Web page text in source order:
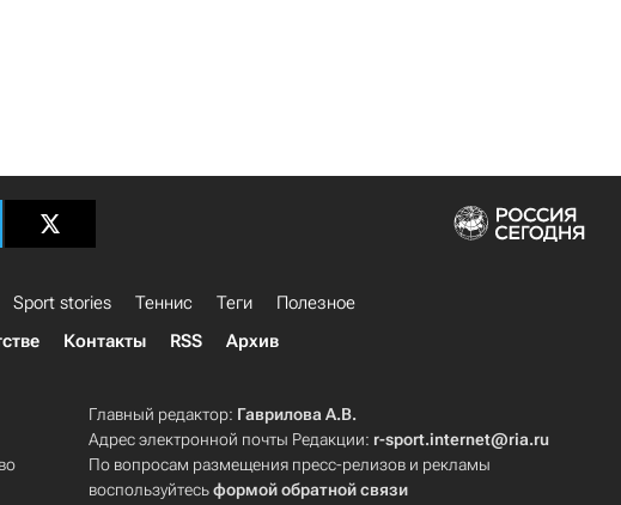
Sport stories Теннис Теги
Полезное
Контакты RSS Архив
Главный редактор: Гаврилова А.В.
Адрес электронной почты Редакции: r-sport.internet@ria.ru
По вопросам размещения пресс-релизов и рекламы
воспользуйтесьформой обратной связи